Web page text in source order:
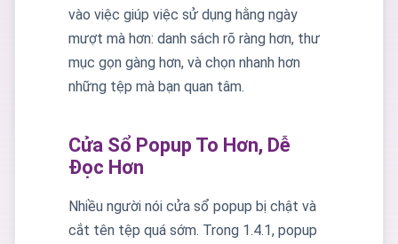
vào việc giúp việc sử dụng hằng ngày
mượt mà hơn: danh sách rõ ràng hơn, thư
mục gọn gàng hơn, và chọn nhanh hơn
những tệp mà bạn quan tâm.
Cửa Sổ Popup To Hơn, Dễ
Đọc Hơn
Nhiều người nói cửa sổ popup bị chật và
cắt tên tệp quá sớm. Trong 1.4.1, popup